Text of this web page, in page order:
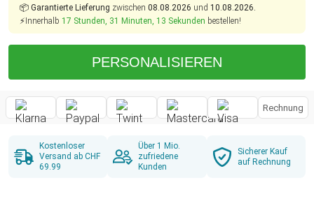
📦 Garantierte Lieferung zwischen 08.08.2026 und 10.08.2026.
⚡Innerhalb 17 Stunden, 31 Minuten, 12 Sekunden bestellen!
PERSONALISIEREN
Rechnung
Kostenloser
Versand ab CHF
69.99
Über 1 Mio.
zufriedene
Kunden
Sicherer Kauf
auf Rechnung